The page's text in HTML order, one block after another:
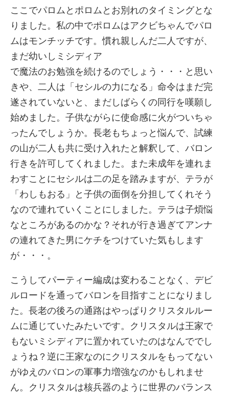
ここでパロムとポロムとお別れのタイミングとな
りました。私の中でポロムはアクビちゃんでパロ
ムはモンチッチです。慣れ親しんだ二人ですが、
まだ幼いしミシディア
で魔法のお勉強を続けるのでしょう・・・と思い
きや、二人は「セシルの力になる」命令はまだ完
遂されていないと、まだしばらくの同行を嘆願し
始めました。子供ながらに使命感に火がついちゃ
ったんでしょうか。長老もちょっと悩んで、試練
の山が二人も共に受け入れたと解釈して、バロン
行きを許可してくれました。また未成年を連れま
わすことにセシルは二の足を踏みますが、テラが
「わしもおる」と子供の面倒を分担してくれそう
なので連れていくことにしました。テラは子煩悩
なところがあるのかな？それが行き過ぎてアンナ
の連れてきた男にケチをつけていた気もします
が・・・。
こうしてパーティー編成は変わることなく、デビ
ルロードを通ってバロンを目指すことになりまし
た。長老の後ろの通路はやっぱりクリスタルルー
ムに通じていたみたいです。クリスタルは王家で
もないミシディアに置かれていたのはなんででし
ょうね？逆に王家なのにクリスタルをもってない
がゆえのバロンの軍事力増強なのかもしれませ
ん。クリスタルは核兵器のように世界のバランス